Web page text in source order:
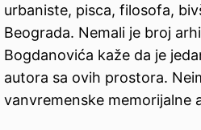
urbaniste, pisca, filosofa,
Beograda. Nemali je broj
Bogdanovića kaže da je
autora sa ovih prostora.
vanvremenske memorijalne